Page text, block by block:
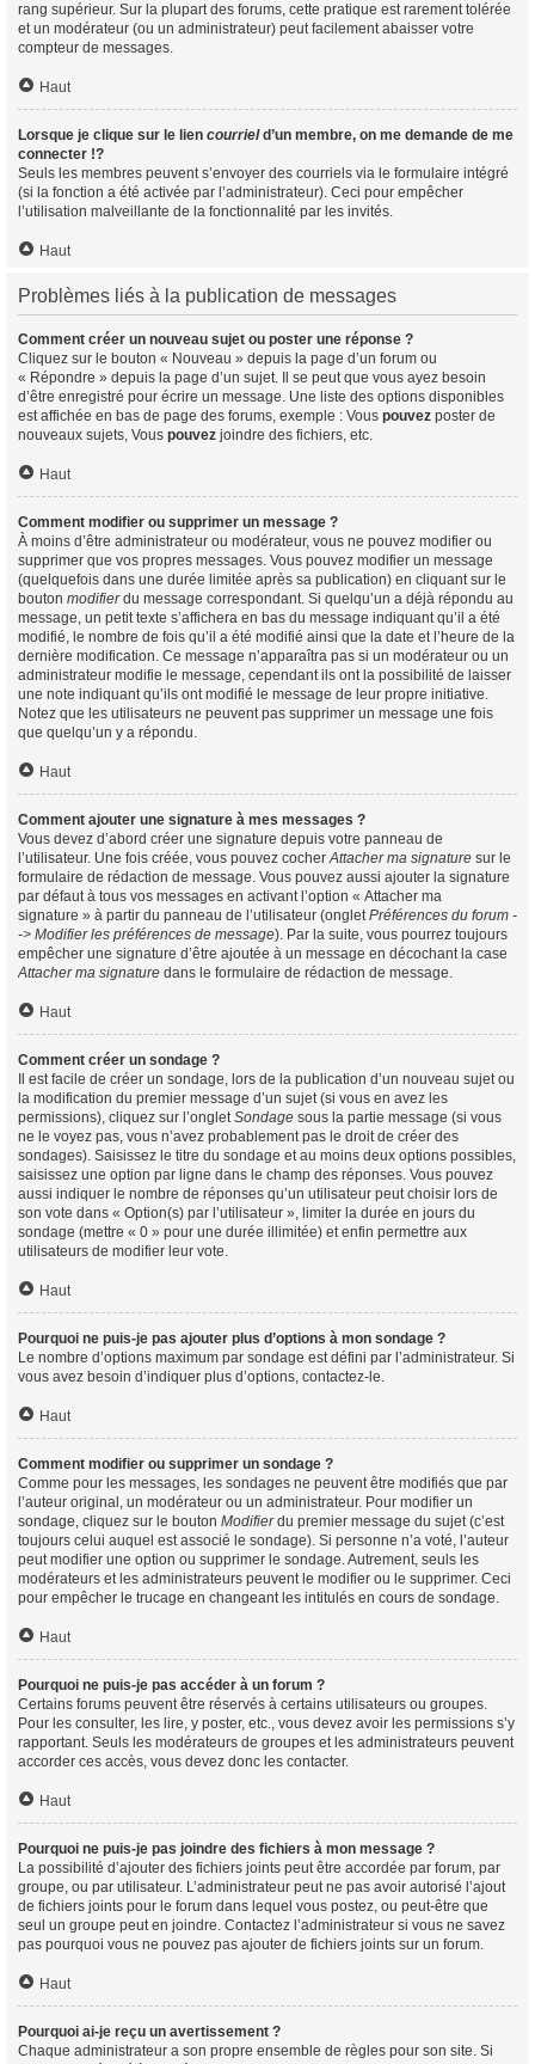
rang supérieur. Sur la plupart des forums, cette pratique est rarement tolérée
et un modérateur (ou un administrateur) peut facilement abaisser votre
compteur de messages.
Haut
Lorsque je clique sur le lien courrield’un membre, on me demande de me
connecter !?
Seuls les membres peuvent s’envoyer des courriels via le formulaire intégré
(si la fonction a été activée par l’administrateur). Ceci pour empêcher
l’utilisation malveillante de la fonctionnalité par les invités.
Haut
Problèmes liés à la publication de messages
Comment créer un nouveau sujet ou poster une réponse ?
Cliquez sur le bouton « Nouveau » depuis la page d’un forum ou
« Répondre » depuis la page d’un sujet. Il se peut que vous ayez besoin
d’être enregistré pour écrire un message. Une liste des options disponibles
est affichée en bas de page des forums, exemple : Vous pouvez poster de
nouveaux sujets, Vous pouvez joindre des fichiers, etc.
Haut
Comment modifier ou supprimer un message ?
À moins d’être administrateur ou modérateur, vous ne pouvez modifier ou
supprimer que vos propres messages. Vous pouvez modifier un message
(quelquefois dans une durée limitée après sa publication) en cliquant sur le
bouton modifierdu message correspondant. Si quelqu’un a déjà répondu au
message, un petit texte s’affichera en bas du message indiquant qu’il a été
modifié, le nombre de fois qu’il a été modifié ainsi que la date et l’heure de la
dernière modification. Ce message n’apparaîtra pas si un modérateur ou un
administrateur modifie le message, cependant ils ont la possibilité de laisser
une note indiquant qu’ils ont modifié le message de leur propre initiative.
Notez que les utilisateurs ne peuvent pas supprimer un message une fois
que quelqu’un y a répondu.
Haut
Comment ajouter une signature à mes messages ?
Vous devez d’abord créer une signature depuis votre panneau de
l’utilisateur. Une fois créée, vous pouvez cocherAttacher ma signature sur le
formulaire de rédaction de message. Vous pouvez aussi ajouter la signature
par défaut à tous vos messages en activant l’option « Attacher ma
signature » à partir du panneau de l’utilisateur (ongletPréférences du forum -
-> Modifier les préférences de message). Par la suite, vous pourrez toujours
empêcher une signature d’être ajoutée à un message en décochant la case
Attacher ma signature dans le formulaire de rédaction de message.
Haut
Comment créer un sondage ?
Il est facile de créer un sondage, lors de la publication d’un nouveau sujet ou
la modification du premier message d’un sujet (si vous en avez les
permissions), cliquez sur l’ongletSondage sous la partie message (si vous
ne le voyez pas, vous n’avez probablement pas le droit de créer des
sondages). Saisissez le titre du sondage et au moins deux options possibles,
saisissez une option par ligne dans le champ des réponses. Vous pouvez
aussi indiquer le nombre de réponses qu’un utilisateur peut choisir lors de
son vote dans « Option(s) par l’utilisateur », limiter la durée en jours du
sondage (mettre « 0 » pour une durée illimitée) et enfin permettre aux
utilisateurs de modifier leur vote.
Haut
Pourquoi ne puis-je pas ajouter plus d’options à mon sondage ?
Le nombre d’options maximum par sondage est défini par l’administrateur. Si
vous avez besoin d’indiquer plus d’options, contactez-le.
Haut
Comment modifier ou supprimer un sondage ?
Comme pour les messages, les sondages ne peuvent être modifiés que par
l’auteur original, un modérateur ou un administrateur. Pour modifier un
sondage, cliquez sur le bouton Modifierdu premier message du sujet (c’est
toujours celui auquel est associé le sondage). Si personne n’a voté, l’auteur
peut modifier une option ou supprimer le sondage. Autrement, seuls les
modérateurs et les administrateurs peuvent le modifier ou le supprimer. Ceci
pour empêcher le trucage en changeant les intitulés en cours de sondage.
Haut
Pourquoi ne puis-je pas accéder à un forum ?
Certains forums peuvent être réservés à certains utilisateurs ou groupes.
Pour les consulter, les lire, y poster, etc., vous devez avoir les permissions s’y
rapportant. Seuls les modérateurs de groupes et les administrateurs peuvent
accorder ces accès, vous devez donc les contacter.
Haut
Pourquoi ne puis-je pas joindre des fichiers à mon message ?
La possibilité d’ajouter des fichiers joints peut être accordée par forum, par
groupe, ou par utilisateur. L’administrateur peut ne pas avoir autorisé l’ajout
de fichiers joints pour le forum dans lequel vous postez, ou peut-être que
seul un groupe peut en joindre. Contactez l’administrateur si vous ne savez
pas pourquoi vous ne pouvez pas ajouter de fichiers joints sur un forum.
Haut
Pourquoi ai-je reçu un avertissement ?
Chaque administrateur a son propre ensemble de règles pour son site. Si